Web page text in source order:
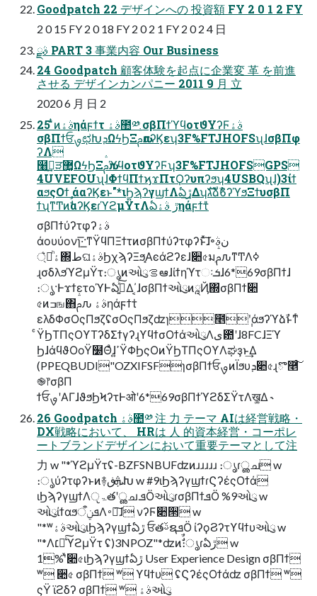
Goodpatch 22 デザインへの 投資額 FY 2 0 1 2 FY
2 0 15 FY 2 0 18 FY 2 0 2 1 FY 2 0 2 4 日
ࣄྫ PART 3 事業内容 Our Business
24 Goodpatch 顧客体験を起点に企業変 革 を前進
させる デザインカンパニー 2011 9 月 立
2020 6 月 日 2
25 ̎ͭͷࣄۀηάϝϯτ ࣄۀ಺༰ σβΠϯϓϥοτϑΥʔϜࣄۀ
σβΠϯਓࡐಛԽܕΩϟϦΞࢧԉαʔϏεʮ3F%FTJHOFSʯɺσβΠφ
ʔΛ
໨ࢦֶ͢ੜ޲͚ΩϟϦΞࢧԉϓϥοτϑΥʔϜʮ3F%FTJHOFSGPS
4UVEFOUʯɺΦϯϥΠϯϗϫΠτϘʔυπʔϧʮ4USBQʯɺ)3ίϯ
αϧςΟϯ άαʔϏεͱ"*ιϦϡʔγϣϯΛఏڙ͢ΔʮגࣜձࣾϐʔϓϧΞϯυσβΠ
ϯʯͳͲͷࣗࣾαʔϏεɾϓϩμΫτΛఏڙ ࣄۀηάϝϯτ̎
σβΠϯύʔτφʔࣄۀ
άουύονɿ͞·͟·ͳΫϥΠΞϯτͷσβΠϯύʔτφʔͱͯ͠ɺ৽نࣄ
ۀ্ཱͪ͛΍طଘࣄۀϦχϡʔΞϧ͓Αͼάϩʔεɺ૊৫มֵࢧԉͳͲΛߦ
͏ɻσδλϧϓϩμΫτ։ൃͷઓུࡦఆɺίϯηϓτઃܭɺ6*69σβΠϯɺ
։ൃ·ͰϫϯετοϓͰఏڙ͍ͯ͠Δ΄͔ɺσβΠϯઓུͷཱҊ΍σβΠϯ૊
৫ͷߏங΋ࢧԉ ࣄۀηάϝϯτ̍
ελδΦσΟςΠϧζʢσΟςΠϧζʣɿ೥݄ʹάϧʔϓձࣾͱͳͬ
ͨΫϦΤΠςΟϒΤʔδΣϯγʔɻϒϥϯσΟϯάઓུΛى఺ʹɺ8FCɺΞϓ
ϦɺάϥϑΟοΫ໰Θͣɺߴ͍ΫΦϦςΟͷΫϦΤΠςΟϒΛಘҙͱ͢Δ
(PPEQBUDI"OZXIFSFɿσβΠϯਓࡐͷΪϧυܕ૊৫ɻొ࿥ͨ͠
֎෦σβΠ
ϯਓࡐʹΑΓɺϑϧϦϞʔτͰओʹ6*69σβΠϯϓϩδΣΫτΛख͕͚Δ ˞
26 Goodpatch ࣄۀ಺༰ 注 力 テーマ AIは経営戦略・
DX戦略において、 HRは 人 的資本経営・コーポレ
ートブランドデザインにおいて重要テーマとして注
力 w "*ϓϩμΫτʢ-BZFSNBUFʣͷɹɹɹɹɹ ։ൃɾൢച w
։ൃύʔτφʔͱͷ࿈ܞڧԽ w #9ιϦϡʔγϣϯɾϚʔέςΟϯά
ιϦϡʔγϣϯΛੵۃతʹൢച ܦӦઓུɾσβΠϯܦӦ %9ઓུ w
ઓུίϯαϧܦݧऀΛ࠾༻͠ɺ νʔϜ૊੒ w
"*ʷࣄۀઓུιϦϡʔγϣϯఏڙ ਓతࢿຊܦӦ ίʔϙϨʔτϒϥϯυઓུ w
"*Λ׆༻ͨ͠ϓϩμΫτ ʢ)3NPOZ"*ʣͷࣗࣾ։ൃɾఏڙ w
1%ʹͯ૊৫ιϦϡʔγϣϯఏڙ User Experience Design σβΠϯ
ʷ ૊৫ σβΠϯ ʷ ϒϥϯυ ʢϚʔέςΟϯάʣ σβΠϯ ʷ
ςΫ ϊϩδʔ σβΠϯ ʷ ࣄۀઓུ